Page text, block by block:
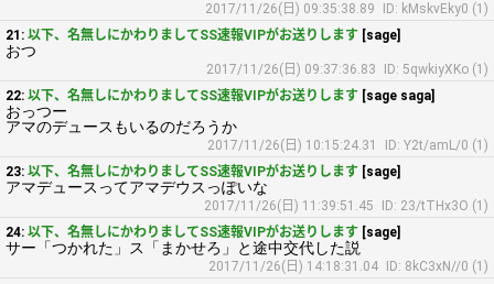
2017/11/26(日) 09:35:38.89
ID: kMskvEky0 (1)
21: 以下、名無しにかわりましてSS速報VIPがお送りします [sage]
おつ
2017/11/26(日) 09:37:36.83
ID: 5qwkiyXKo (1)
22: 以下、名無しにかわりましてSS速報VIPがお送りします [sage saga]
おっつー
アマのデュースもいるのだろうか
2017/11/26(日) 10:15:24.31
ID: Y2t/amL/0 (1)
23: 以下、名無しにかわりましてSS速報VIPがお送りします [sage]
アマデュースってアマデウスっぽいな
2017/11/26(日) 11:39:51.45
ID: 23/tTHx3O (1)
24: 以下、名無しにかわりましてSS速報VIPがお送りします [sage]
サー「つかれた」ス「まかせろ」と途中交代した説
2017/11/26(日) 14:18:31.04
ID: 8kC3xN//0 (1)